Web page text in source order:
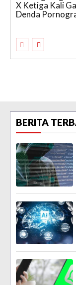
X Ketiga Kali
Denda
BERITA